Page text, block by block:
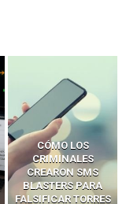
CÓMO LOS
CRIMINALES
CREARON SMS
BLASTERS PARA
FALSIFICAR TORRES